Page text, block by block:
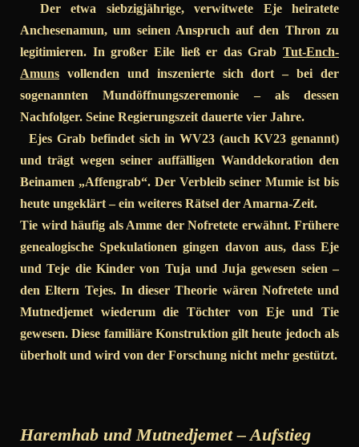
Der etwa siebzigjährige, verwitwete Eje heiratete
Anchesenamun, um seinen Anspruch auf den Thron zu
legitimieren. In großer Eile ließ er das Grab Tut-Ench-
Amuns vollenden und inszenierte sich dort – bei der
sogenannten Mundöffnungszeremonie – als dessen
Nachfolger. Seine Regierungszeit dauerte vier Jahre.
Ejes Grab befindet sich in WV23 (auch KV23 genannt)
und trägt wegen seiner auffälligen Wanddekoration den
Beinamen „Affengrab“. Der Verbleib seiner Mumie ist bis
heute ungeklärt – ein weiteres Rätsel der Amarna-Zeit.
Tie wird häufig als Amme der Nofretete erwähnt. Frühere
genealogische Spekulationen gingen davon aus, dass Eje
und Teje die Kinder von Tuja und Juja gewesen seien –
den Eltern Tejes. In dieser Theorie wären Nofretete und
Mutnedjemet wiederum die Töchter von Eje und Tie
gewesen. Diese familiäre Konstruktion gilt heute jedoch als
überholt und wird von der Forschung nicht mehr gestützt.
Haremhab und Mutnedjemet – Aufstieg